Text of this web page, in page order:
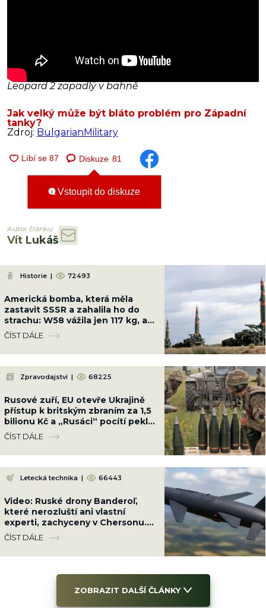
Leopard 2 zapadlý v bahně
Jak velký může být bláto problém pro Západní
tanky?
Zdroj: BulgarianMilitary
Diskuze 81
Vstoupit do diskuze
Autor článku
Vít Lukáš
Historie | 72493
Americká bomba, která měla
zastavit SSSR a zahalila ho do
strachu: W58 vážila jen 117 kg, ale
měla sílu 200 kilotun
ČÍST DÁLE
Zpravodajství | 68225
Rusové zuří, EU otevře Ukrajině
přístup k britským zbraním za 1,5
bilionu Kč a „Rusáci“ pocítí peklo
na zemi
ČÍST DÁLE
Letecká technika | 66443
Video: Ruské drony Banderoľ,
které nerozluští ani vlastní
experti, zachyceny v Chersonu.
Ukrajinci se proti ni neumí bránit
ČÍST DÁLE
ZOBRAZIT DALŠÍ ČLÁNKY